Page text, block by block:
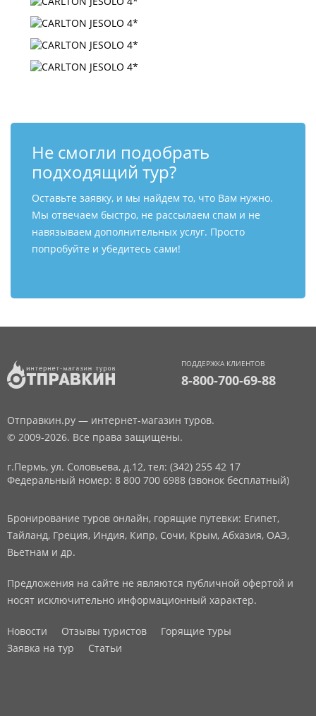
Не смогли подобрать
подходящий тур?
Оставьте заявку, и мы найдем то, что Вам нужно.
Мы отвечаем быстро, не рассылаем спам и не
навязываем дополнительных услуг. Просто
попробуйте и убедитесь сами!
ПОДДЕРЖКА КЛИЕНТОВ
8-800-700-69-88
Отправкин.ру — интернет-магазин туров.
© 2009-2026. Все права защищены.
г.Пермь, ул. Соловьева, д.12, тел: (342) 255 42 17
Федеральный номер: 8 800 700 6988 (звонок бесплатный)
Бронирование туров онлайн, горящие путевки: Египет,
Тайланд, Греция, Индия, Кипр, Сочи, Крым, Абхазия, ОАЭ,
Вьетнам и др.
Предложения на сайте не являются публичной офертой и
носят исключительно информационный характер.
Новости Отзывы туристов
Горящие туры
Заявка на тур
Статьи